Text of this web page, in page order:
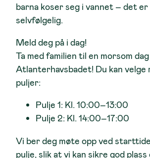
barna koser seg i vannet – det
selvfølgelig.
Meld deg på i dag!
Ta med familien til en morsom
Atlanterhavsbadet! Du kan velge
puljer:
Pulje 1: Kl. 10:00–13:00
Pulje 2: Kl. 14:00–17:00
Vi ber deg møte opp ved
pulje, slik at vi kan sikre god